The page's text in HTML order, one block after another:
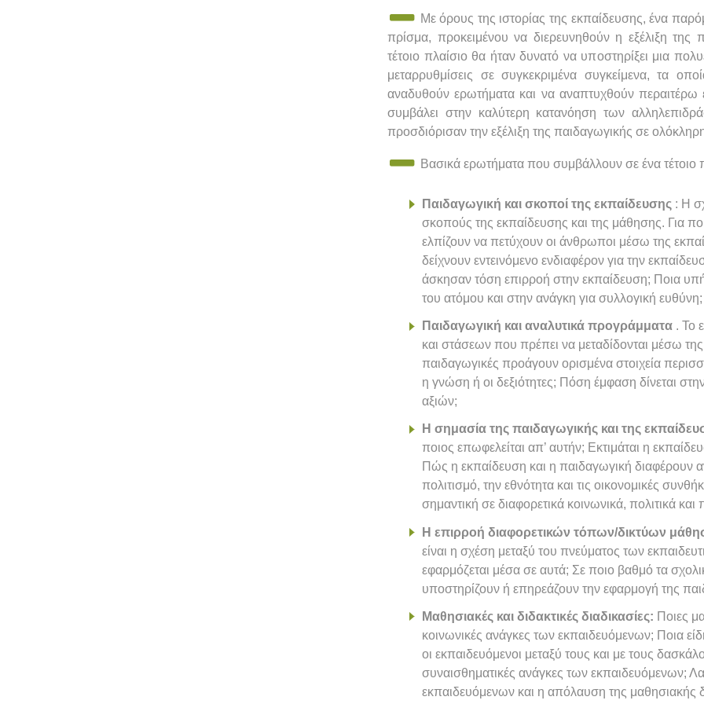
Με όρους της ιστορίας της εκπαίδευσης, ένα
πρίσμα, προκειμένου να διερευνηθούν η εξέλιξη
τέτοιο πλαίσιο θα ήταν δυνατό να υποστηρίξει μια
μεταρρυθμίσεις σε συγκεκριμένα συγκείμενα, τα
αναδυθούν ερωτήματα και να αναπτυχθούν
συμβάλει στην καλύτερη κατανόηση των
προσδιόρισαν την εξέλιξη της παιδαγωγικής σε
Βασικά ερωτήματα που συμβάλλουν σε ένα τέτοιο
Παιδαγωγική και σκοποί της εκπαίδευσης : Η
σκοπούς της εκπαίδευσης και της μάθησης. Για
ελπίζουν να πετύχουν οι άνθρωποι μέσω της
δείχνουν εντεινόμενο ενδιαφέρον για την
άσκησαν τόση επιρροή στην εκπαίδευση; Ποια
του ατόμου και στην ανάγκη για συλλογική ευθύνη;
Παιδαγωγική και αναλυτικά προγράμματα . Το
και στάσεων που πρέπει να μεταδίδονται μέσω
παιδαγωγικές προάγουν ορισμένα στοιχεία
η γνώση ή οι δεξιότητες; Πόση έμφαση δίνεται
αξιών;
Η σημασία της παιδαγωγικής και της
ποιος επωφελείται απ’ αυτήν; Εκτιμάται η
Πώς η εκπαίδευση και η παιδαγωγική διαφέρουν
πολιτισμό, την εθνότητα και τις οικονομικές
σημαντική σε διαφορετικά κοινωνικά, πολιτικά και
Η επιρροή διαφορετικών τόπων/δικτύων
είναι η σχέση μεταξύ του πνεύματος των
εφαρμόζεται μέσα σε αυτά; Σε ποιο βαθμό τα
υποστηρίζουν ή επηρεάζουν την εφαρμογή της
Μαθησιακές και διδακτικές διαδικασίες: Ποιες
κοινωνικές ανάγκες των εκπαιδευόμενων; Ποια
οι εκπαιδευόμενοι μεταξύ τους και με τους
συναισθηματικές ανάγκες των εκπαιδευόμενων;
εκπαιδευόμενων και η απόλαυση της μαθησιακής